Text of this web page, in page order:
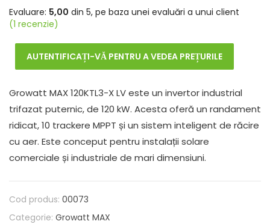
Evaluare: 5,00 din 5, pe baza unei evaluări a unui client
(1 recenzie)
AUTENTIFICAȚI-VĂ PENTRU A VEDEA PREȚURILE
Growatt MAX 120KTL3-X LV este un invertor industrial
trifazat puternic, de 120 kW. Acesta oferă un randament
ridicat, 10 trackere MPPT și un sistem inteligent de răcire
cu aer. Este conceput pentru instalații solare
comerciale și industriale de mari dimensiuni.
Cod produs: 00073
Categorie: Growatt MAX